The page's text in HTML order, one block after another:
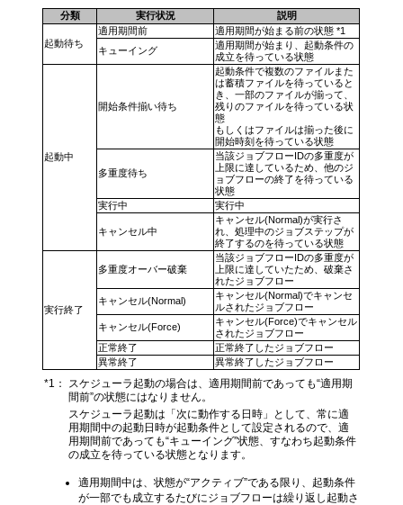
分類 実行状況 説明
起動待ち
適用期間前
適用期間が始まる前の状態 *1
キューイング
適用期間が始まり、起動条件の
成立を待っている状態
起動中
開始条件揃い待ち
起動条件で複数のファイルまた
は蓄積ファイルを待っていると
き、一部のファイルが揃って、
残りのファイルを待っている状
態
もしくはファイルは揃った後に
開始時刻を待っている状態
多重度待ち
当該ジョブフローIDの多重度が
上限に達しているため、他のジ
ョブフローの終了を待っている
状態
実行中
実行中
キャンセル中
キャンセル(Normal)が実行さ
れ、処理中のジョブステップが
終了するのを待っている状態
実行終了
多重度オーバー破棄
当該ジョブフローIDの多重度が
上限に達していたため、破棄さ
れたジョブフロー
キャンセル(Normal)
キャンセル(Normal)でキャンセ
ルされたジョブフロー
キャンセル(Force)
キャンセル(Force)でキャンセル
されたジョブフロー
正常終了
正常終了したジョブフロー
異常終了
異常終了したジョブフロー
*1：
スケジューラ起動の場合は、適用期間前であっても“適用期
間前”の状態にはなりません。
スケジューラ起動は「次に動作する日時」として、常に適
用期間中の起動日時が起動条件として設定されるので、適
用期間前であっても“キューイング”状態、すなわち起動条件
の成立を待っている状態となります。
適用期間中は、状態が“アクティブ”である限り、起動条件
が一部でも成立するたびにジョブフローは繰り返し起動さ